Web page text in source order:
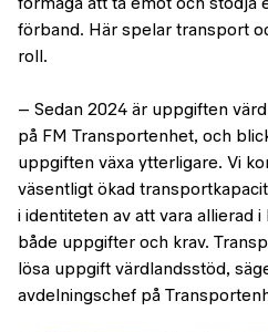
förmåga att ta emot och stödja
förband. Här spelar transport
roll.
– Sedan 2024 är uppgiften
på FM Transportenhet, och
uppgiften växa ytterligare. Vi
väsentligt ökad
i identiteten av att vara allierad
både uppgifter och krav.
lösa uppgift värdlandsstöd,
avdelningschef på